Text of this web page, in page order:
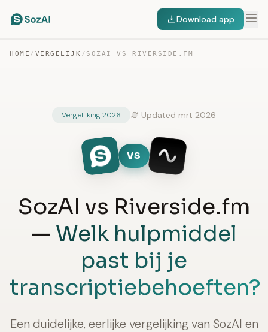
Download app
HOME / VERGELIJK / SOZAI VS RIVERSIDE.FM
Vergelijking 2026 Updated mrt 2026
VS
SozAI vs Riverside.fm
— Welk hulpmiddel
past bij je
transcriptiebehoeften?
Een duidelijke, eerlijke vergelijking van SozAI en